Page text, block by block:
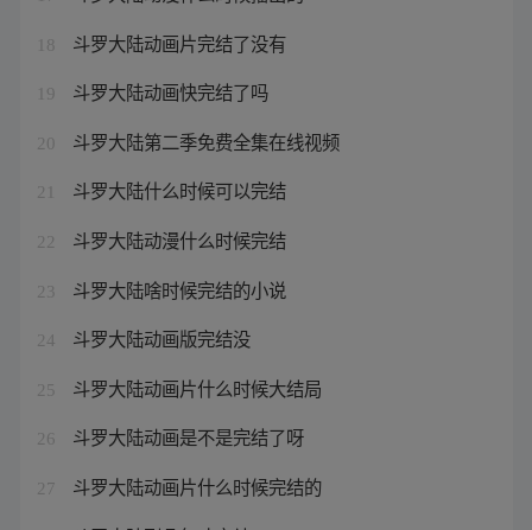
18 斗罗大陆动画片完结了没有
19 斗罗大陆动画快完结了吗
20 斗罗大陆第二季免费全集在线视频
21 斗罗大陆什么时候可以完结
22 斗罗大陆动漫什么时候完结
23 斗罗大陆啥时候完结的小说
24 斗罗大陆动画版完结没
25 斗罗大陆动画片什么时候大结局
26 斗罗大陆动画是不是完结了呀
27 斗罗大陆动画片什么时候完结的